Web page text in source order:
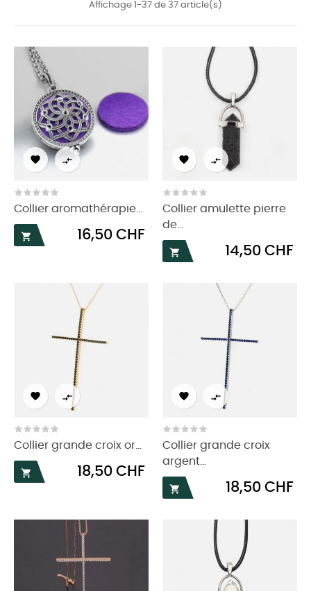
Affichage 1-37 de 37 article(s)
 
Collier aromathérapie...

Prix
16,50 CHF
 
Collier amulette pierre
de...

Prix
14,50 CHF
 
Collier grande croix or...

Prix
18,50 CHF
 
Collier grande croix
argent...

Prix
18,50 CHF